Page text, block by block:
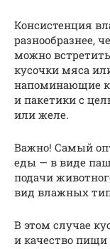
Консистенция
разнообразнее,
можно
кусочки мяса
напоминающие
и пакетики с
или желе.
Важно! Самый
еды — в виде
подачи
вид влажных
В этом случае
и качество пищи